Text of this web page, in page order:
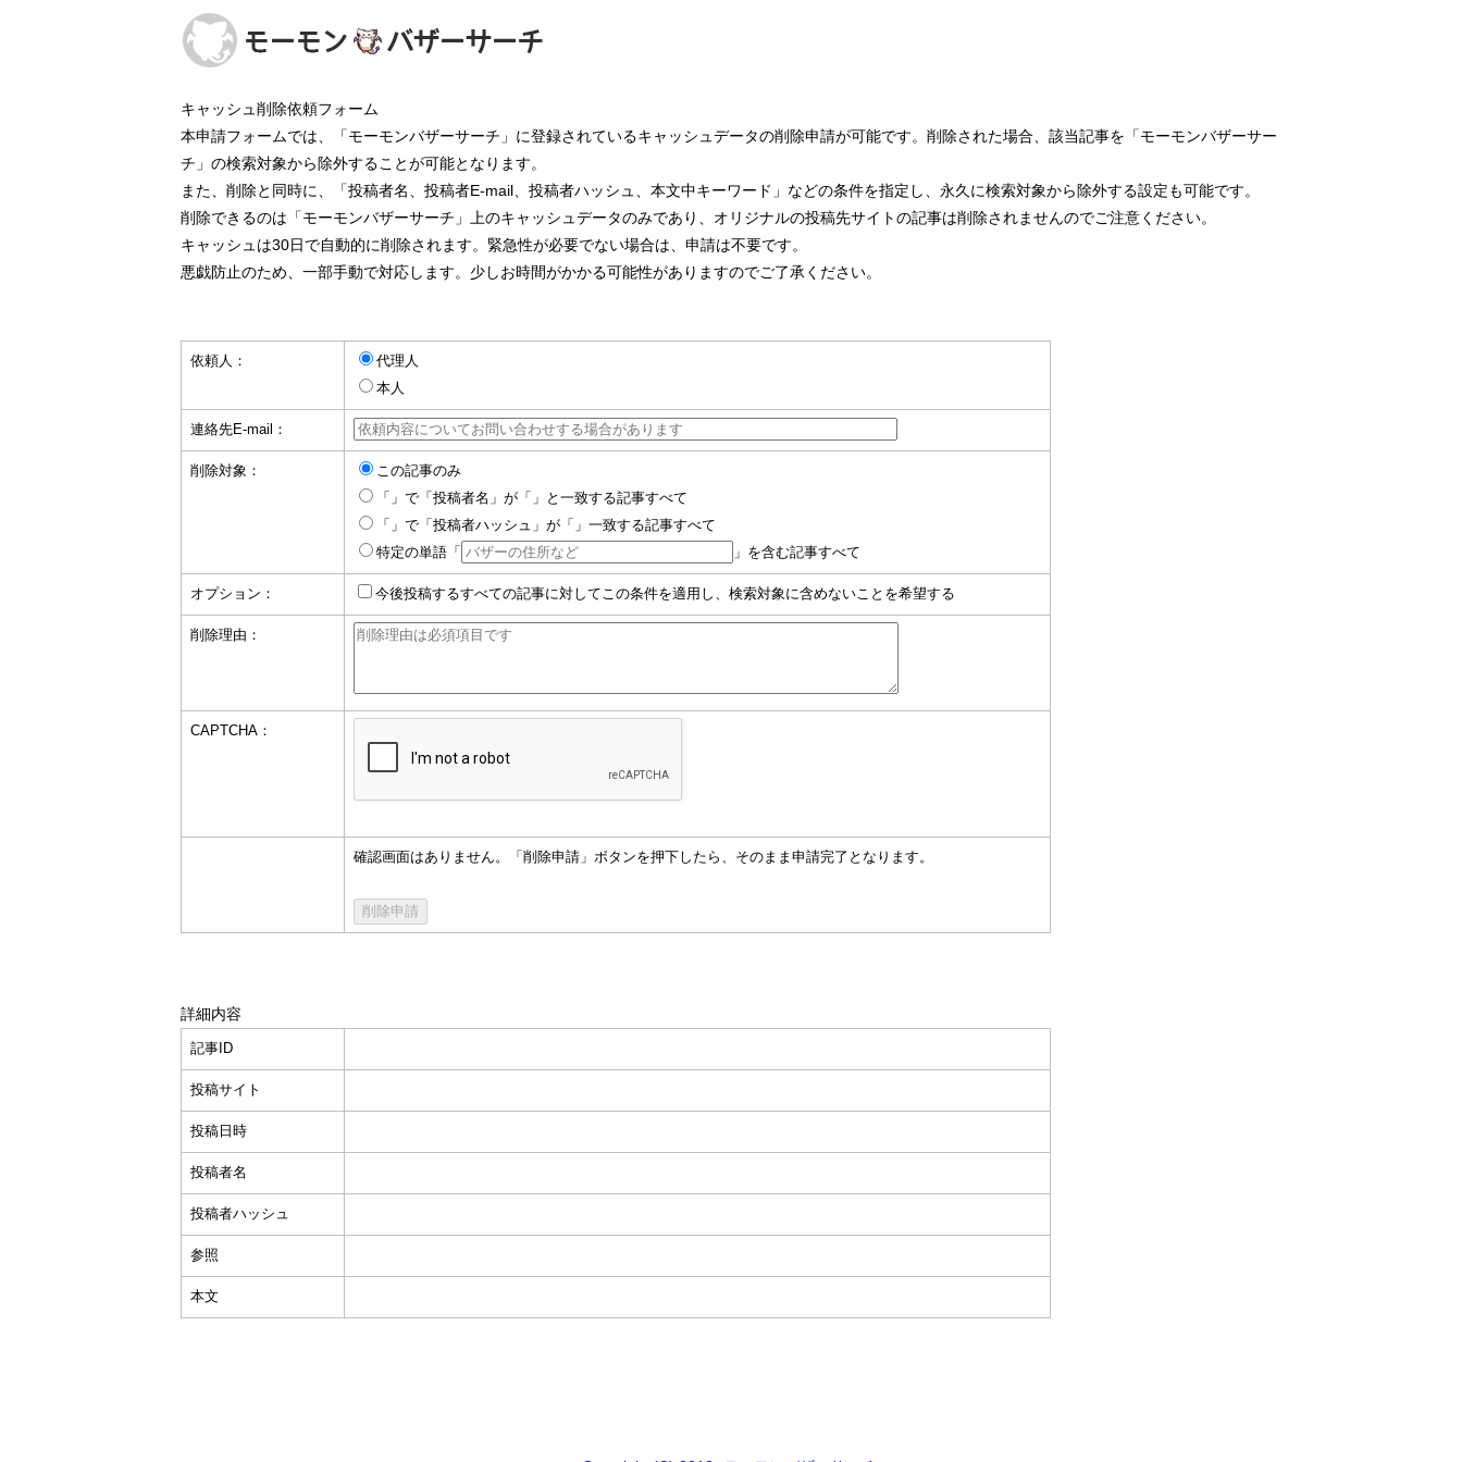
キャッシュ削除依頼フォーム
本申請フォームでは、「モーモンバザーサーチ」に登録されているキャッシュデータの削除申請が可能です。削除された場合、該当記事を「モーモンバザーサー
チ」の検索対象から除外することが可能となります。
また、削除と同時に、「投稿者名、投稿者E-mail、投稿者ハッシュ、本文中キーワード」などの条件を指定し、永久に検索対象から除外する設定も可能です。
削除できるのは「モーモンバザーサーチ」上のキャッシュデータのみであり、オリジナルの投稿先サイトの記事は削除されませんのでご注意ください。
キャッシュは30日で自動的に削除されます。緊急性が必要でない場合は、申請は不要です。
悪戯防止のため、一部手動で対応します。少しお時間がかかる可能性がありますのでご了承ください。
依頼人：
代理人
本人
連絡先E-mail：
削除対象：
この記事のみ
「」で「投稿者名」が「」と一致する記事すべて
「」で「投稿者ハッシュ」が「」一致する記事すべて
特定の単語「
」を含む記事すべて
オプション： 今後投稿するすべての記事に対してこの条件を適用し、検索対象に含めないことを希望する
削除理由：
CAPTCHA：
確認画面はありません。「削除申請」ボタンを押下したら、そのまま申請完了となります。
詳細内容
記事ID
投稿サイト
投稿日時
投稿者名
投稿者ハッシュ
参照
本文